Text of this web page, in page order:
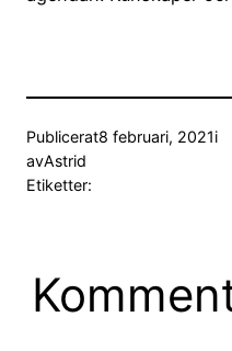
Publicerat8 februari, 2021i
avAstrid
Etiketter: